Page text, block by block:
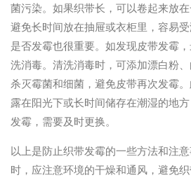
菌污染。如果织带长，可以卷起来放
避免长时间放在抽屉或衣柜里，容易
是否发霉也很重要。如发现皮带发霉
洗消毒。清洗消毒时，可添加漂白粉
杀灭霉菌和细菌，避免皮带再次发霉
露在阳光下或长时间储存在潮湿的地
发霉，需要及时更换。
以上是防止织带发霉的一些方法和注
时，应注意环境的干燥和通风，避免